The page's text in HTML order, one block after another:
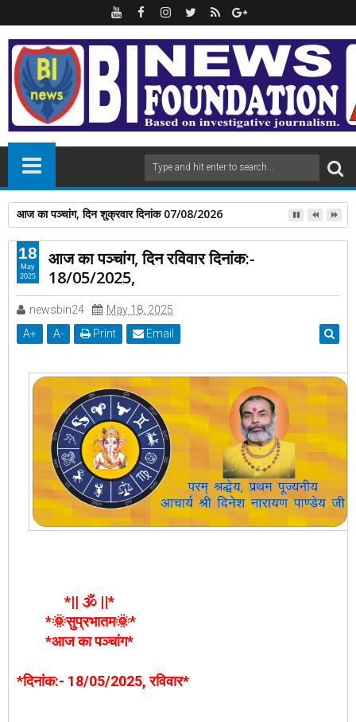
आज का पञ्चांग, दिन शुक्रवार दिनांक 07/08/2026
आज का पञ्चांग, दिन रविवार दिनांक:-
18/05/2025,
newsbin24
May 18, 2025
A+ A- Print Email
*|| 🕉️ ||*
*🌞सुप्रभातम🌞*
*आज का पञ्चांग*
*दिनांक:- 18/05/2025, रविवार*
18
May
2025